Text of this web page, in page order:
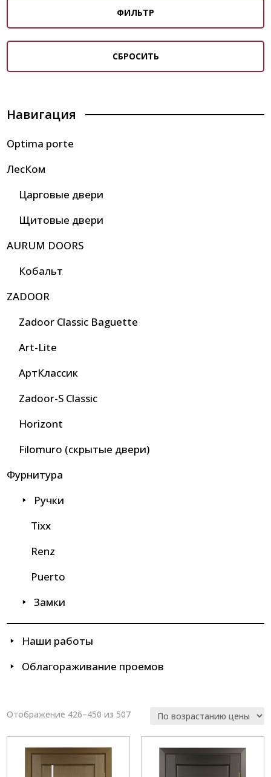
ФИЛЬТР
СБРОСИТЬ
Навигация
Optima porte
ЛесКом
Царговые двери
Щитовые двери
AURUM DOORS
Кобальт
ZADOOR
Zadoor Classic Baguette
Art-Lite
АртКлассик
Zadoor-S Classic
Horizont
Filomuro (скрытые двери)
Фурнитура
Ручки
Tixx
Renz
Puerto
Замки
Наши работы
Облагораживание проемов
Отображение 426–450 из 507Цены: